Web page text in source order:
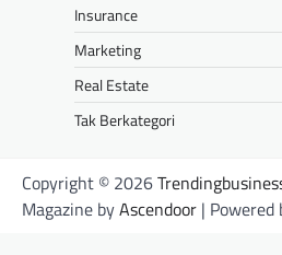
Insurance
Marketing
Real Estate
Tak Berkategori
Copyright © 2026
Magazine byAscendoor | Powered